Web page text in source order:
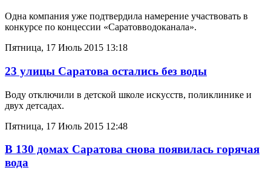
Одна компания уже подтвердила намерение участвовать в
конкурсе по концессии «Саратовводоканала».
Пятница, 17 Июль 2015 13:18
23 улицы Саратова остались без воды
Воду отключили в детской школе искусств, поликлинике и
двух детсадах.
Пятница, 17 Июль 2015 12:48
В 130 домах Саратова снова появилась горячая
вода